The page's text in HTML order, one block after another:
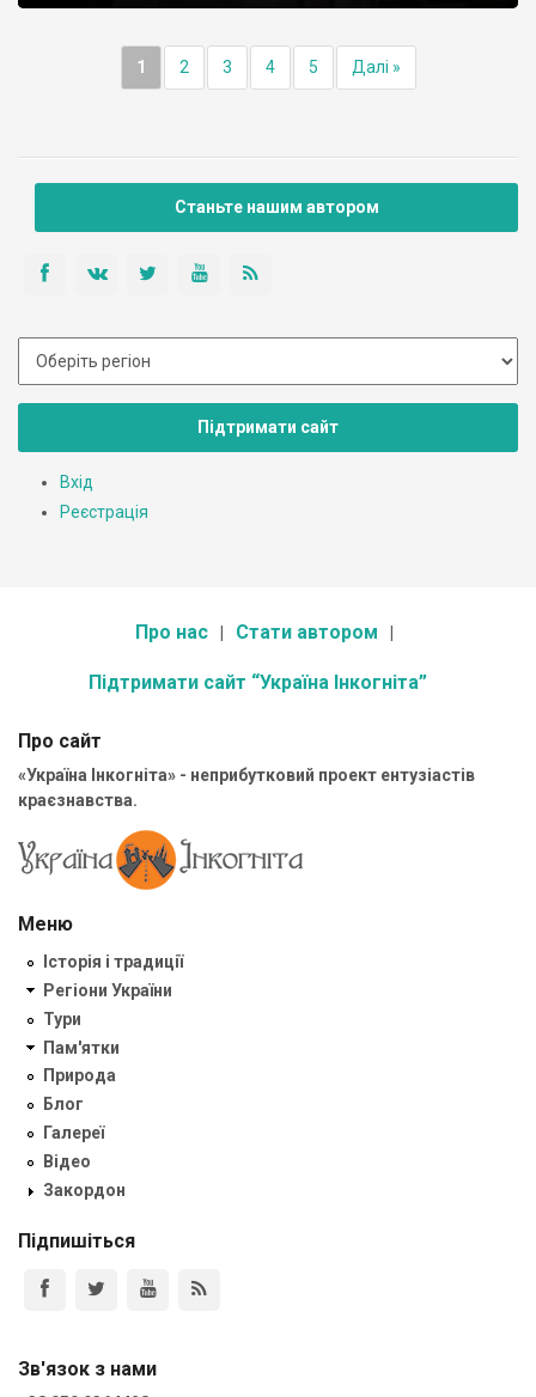
1 2 3 4 5 Далі »
Станьте нашим автором
Підтримати сайт
Вхід
Реєстрація
Про нас Стати автором
Підтримати сайт “Україна Інкогніта”
Про сайт
«Україна Інкогніта» - неприбутковий проект ентузіастів
краєзнавства.
Меню
Історія і традиції
Регіони України
Тури
Пам'ятки
Природа
Блог
Галереї
Відео
Закордон
Підпишіться
Зв'язок з нами